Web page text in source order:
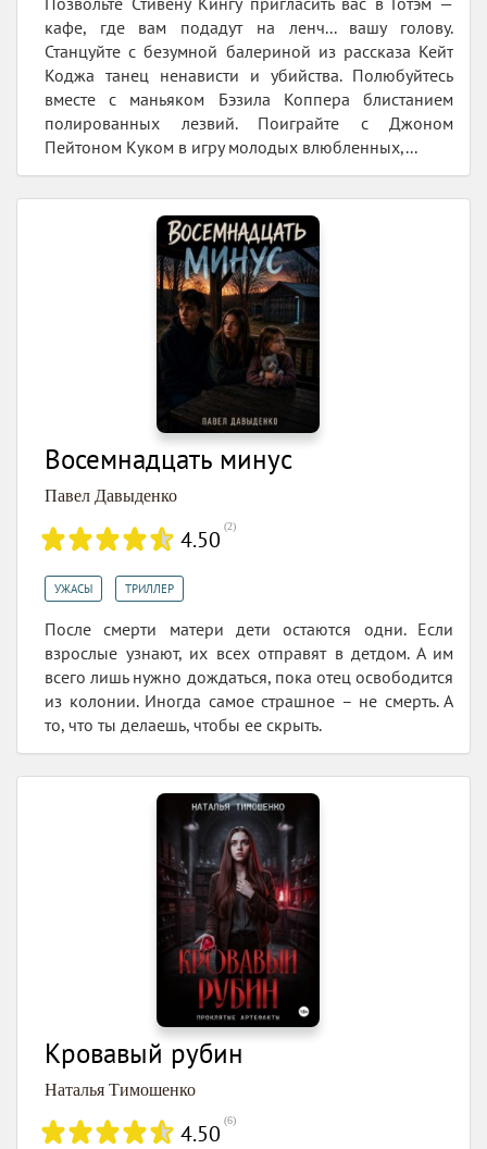
кафе, где вам подадут на ленч... вашу голову.
Станцуйте с безумной балериной из рассказа Кейт
Коджа танец ненависти и убийства. Полюбуйтесь
вместе с маньяком Бэзила Коппера блистанием
полированных лезвий. Поиграйте с Джоном
Пейтоном Куком в игру молодых влюбленных,...
Восемнадцать минус
Павел Давыденко
4.50 (2)
УЖАСЫ ТРИЛЛЕР
После смерти матери дети остаются одни. Если
взрослые узнают, их всех отправят в детдом. А им
всего лишь нужно дождаться, пока отец освободится
из колонии. Иногда самое страшное – не смерть. А
то, что ты делаешь, чтобы ее скрыть.
Кровавый рубин
Наталья Тимошенко
4.50 (6)